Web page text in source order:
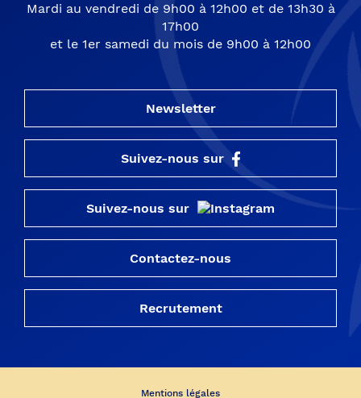
Mardi au vendredi de 9h00 à 12h00 et de 13h30 à
17h00
et le 1er samedi du mois de 9h00 à 12h00
Newsletter
Suivez-nous sur
Suivez-nous sur
Contactez-nous
Recrutement
Mentions légales